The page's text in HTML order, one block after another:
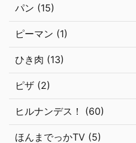
パン (15)
ピーマン (1)
ひき肉 (13)
ピザ (2)
ヒルナンデス！ (60)
ほんまでっかTV (5)